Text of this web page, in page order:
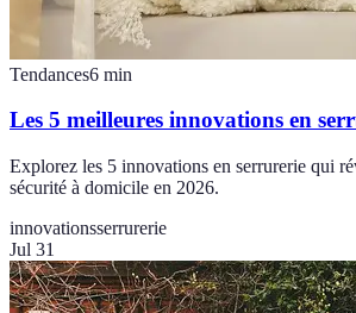
Tendances6 min
Les 5 meilleures innovations en
Explorez les 5 innovations en serrurerie qui
sécurité à domicile en 2026.
innovationsserrurerie
Jul 31